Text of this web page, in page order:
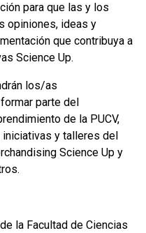
para que las y los
opiniones, ideas y
que contribuya a
Science Up.
los/as
parte del
de la PUCV,
y talleres del
Science Up y
la Facultad de Ciencias